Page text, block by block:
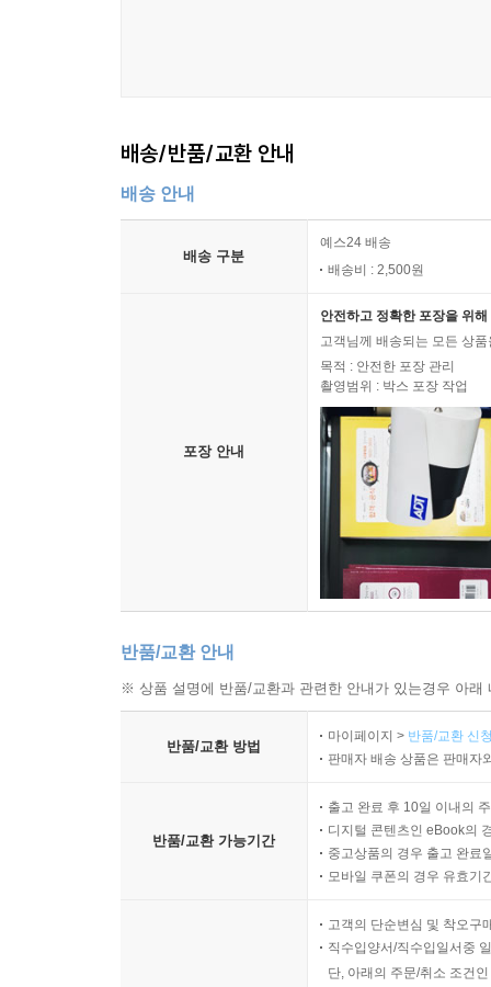
배송/반품/교환 안내
배송 안내
배송 구분
예스24 배송
배송비 : 2,500원
포장 안내
안전하고 정확한 포장을 위
고객님께 배송되는 모든 상
목적 : 안전한 포장 관리
촬영범위 : 박스 포장 작업
반품/교환 안내
※ 상품 설명에 반품/교환과 관련한 안내가 있는경우 아
반품/교환 방법
마이페이지 > 반품/교환 신
판매자 배송 상품은 판매자
반품/교환 가능기간
출고 완료 후 10일 이내의
디지털 콘텐츠인 eBook의
중고상품의 경우 출고 완료
모바일 쿠폰의 경우 유효기
고객의 단순변심 및 착오구
직수입양서/직수입일서중
단, 아래의 주문/취소 조건